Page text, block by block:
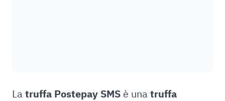
La truffa Postepay SMS è una truffa